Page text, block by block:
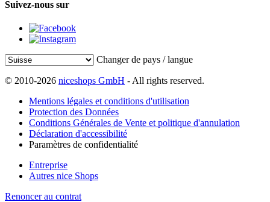
Suivez-nous sur
Changer de pays / langue
© 2010-2026 niceshops GmbH - All rights reserved.
Mentions légales et conditions d'utilisation
Protection des Données
Conditions Générales de Vente et politique d'annulation
Déclaration d'accessibilité
Paramètres de confidentialité
Entreprise
Autres nice Shops
Renoncer au contrat